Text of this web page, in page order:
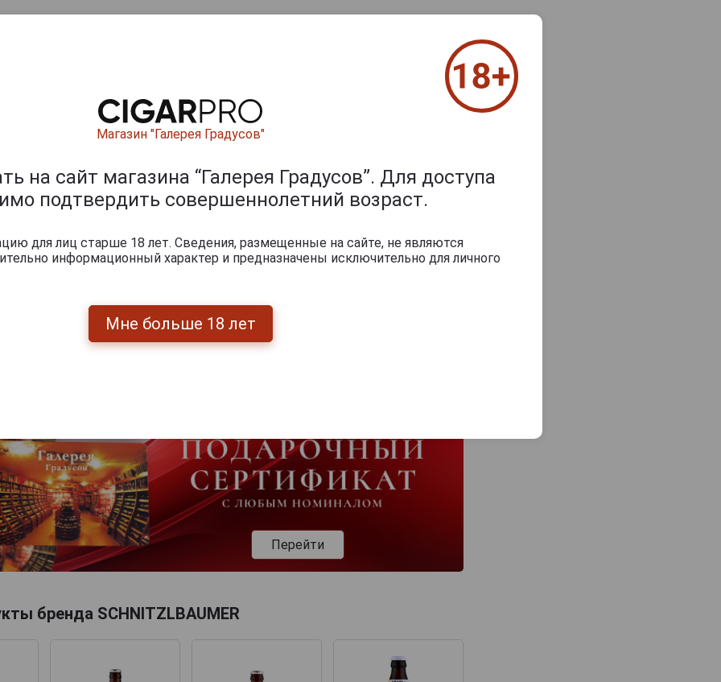
0из 2000 знаков
Перейти
бренда SCHNITZLBAUMER
Магазин "Галерея Градусов"
на сайт магазина “Галерея Градусов”. Для доступа
подтвердить совершеннолетний возраст.
для лиц старше 18 лет. Сведения, размещенные на сайте, не являются
информационный характер и предназначены исключительно для личного
Мне больше 18 лет